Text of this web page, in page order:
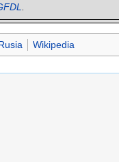
Wikipedia